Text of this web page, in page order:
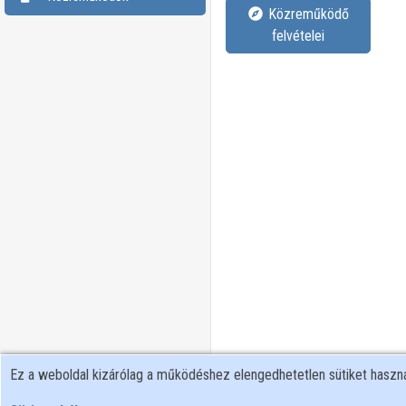
felvételei
Ez a weboldal kizárólag a működéshez elengedhetetlen sütiket